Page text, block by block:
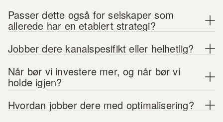
Passer dette også for selskaper som
allerede har en etablert strategi?
Jobber dere kanalspesifikt eller helhetlig?
Når bør vi investere mer, og når bør vi
holde igjen?
Hvordan jobber dere med optimalisering?